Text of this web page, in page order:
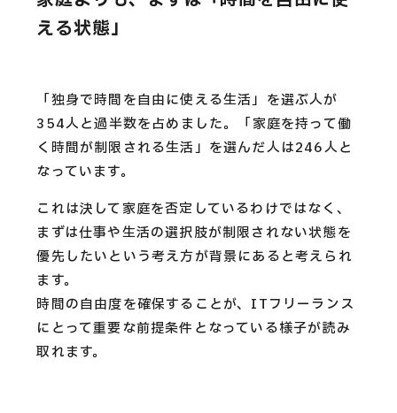
える状態」
「独身で時間を自由に使える生活」を選ぶ人が
354人と過半数を占めました。「家庭を持って働
く時間が制限される生活」を選んだ人は246人と
なっています。
これは決して家庭を否定しているわけではなく、
まずは仕事や生活の選択肢が制限されない状態を
優先したいという考え方が背景にあると考えられ
ます。
時間の自由度を確保することが、ITフリーランス
にとって重要な前提条件となっている様子が読み
取れます。